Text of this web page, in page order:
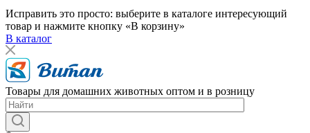
Исправить это просто: выберите в каталоге интересующий
товар и нажмите кнопку «В корзину»
В каталог
Товары для домашних животных оптом и в розницу